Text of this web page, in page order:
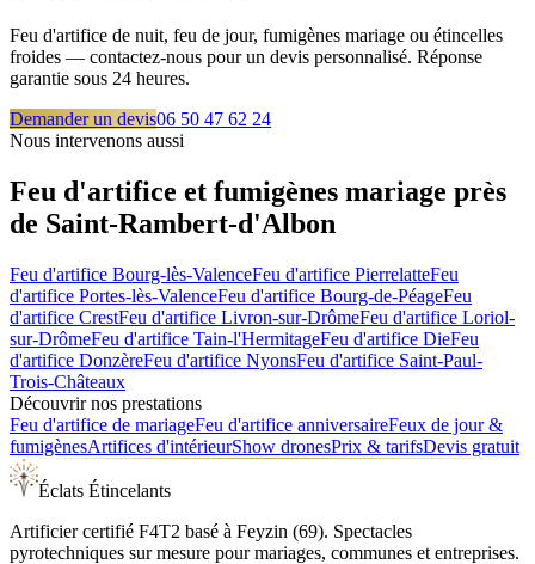
Feu d'artifice de nuit, feu de jour, fumigènes mariage ou étincelles
froides — contactez-nous pour un devis personnalisé. Réponse
garantie sous 24 heures.
Demander un devis06 50 47 62 24
Nous intervenons aussi
Feu d'artifice et fumigènes mariage près
de Saint-Rambert-d'Albon
Feu d'artifice Bourg-lès-ValenceFeu d'artifice PierrelatteFeu
d'artifice Portes-lès-ValenceFeu d'artifice Bourg-de-PéageFeu
d'artifice CrestFeu d'artifice Livron-sur-DrômeFeu d'artifice Loriol-
sur-DrômeFeu d'artifice Tain-l'HermitageFeu d'artifice DieFeu
d'artifice DonzèreFeu d'artifice NyonsFeu d'artifice Saint-Paul-
Trois-Châteaux
Découvrir nos prestations
Feu d'artifice de mariageFeu d'artifice anniversaireFeux de jour &
fumigènesArtifices d'intérieurShow dronesPrix & tarifsDevis gratuit
Éclats Étincelants
Artificier certifié F4T2 basé à Feyzin (69). Spectacles
pyrotechniques sur mesure pour mariages, communes et entreprises.